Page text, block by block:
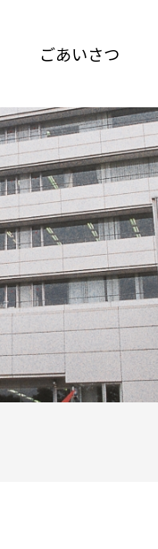
ごあいさつ